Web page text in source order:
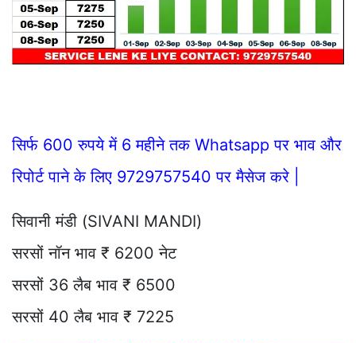
सिर्फ 600 रुपये में 6 महीने तक Whatsapp पर भाव और
रिपोर्ट पाने के लिए 9729757540 पर मैसेज करे |
सिवानी मंडी (SIVANI MANDI)
सरसों नॉन भाव ₹ 6200 नेट
सरसों 36 लैब भाव ₹ 6500
सरसों 40 लैब भाव ₹ 7225